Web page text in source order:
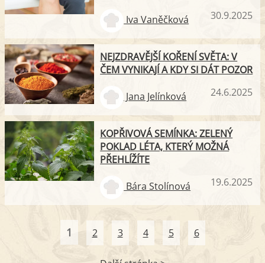
Iva Vaněčková 30.9.2025
NEJZDRAVĚJŠÍ KOŘENÍ SVĚTA: V
ČEM VYNIKAJÍ A KDY SI DÁT POZOR
Jana Jelínková 24.6.2025
KOPŘIVOVÁ SEMÍNKA: ZELENÝ
POKLAD LÉTA, KTERÝ MOŽNÁ
PŘEHLÍŽÍTE
Bára Stolínová 19.6.2025
1 2 3 4 5 6